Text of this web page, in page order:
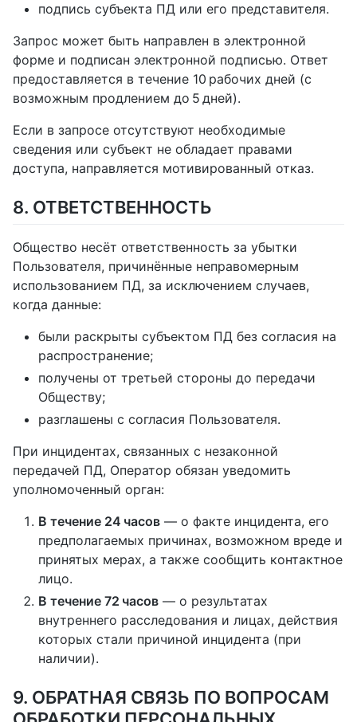
подпись субъекта ПД или его представителя.
Запрос может быть направлен в электронной
форме и подписан электронной подписью. Ответ
предоставляется в течение 10 рабочих дней (с
возможным продлением до 5 дней).
Если в запросе отсутствуют необходимые
сведения или субъект не обладает правами
доступа, направляется мотивированный отказ.
8. ОТВЕТСТВЕННОСТЬ
Общество несёт ответственность за убытки
Пользователя, причинённые неправомерным
использованием ПД, за исключением случаев,
когда данные:
были раскрыты субъектом ПД без согласия на
распространение;
получены от третьей стороны до передачи
Обществу;
разглашены с согласия Пользователя.
При инцидентах, связанных с незаконной
передачей ПД, Оператор обязан уведомить
уполномоченный орган:
В течение 24 часов — о факте инцидента, его
предполагаемых причинах, возможном вреде и
принятых мерах, а также сообщить контактное
лицо.
В течение 72 часов — о результатах
внутреннего расследования и лицах, действия
которых стали причиной инцидента (при
наличии).
9. ОБРАТНАЯ СВЯЗЬ ПО ВОПРОСАМ